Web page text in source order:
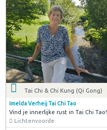
Tai Chi & Chi Kung (Qi Gong)
Imelda Verheij Tai Chi Tao
Vind je innerlijke rust in Tai Chi Tao!
Lichtenvoorde